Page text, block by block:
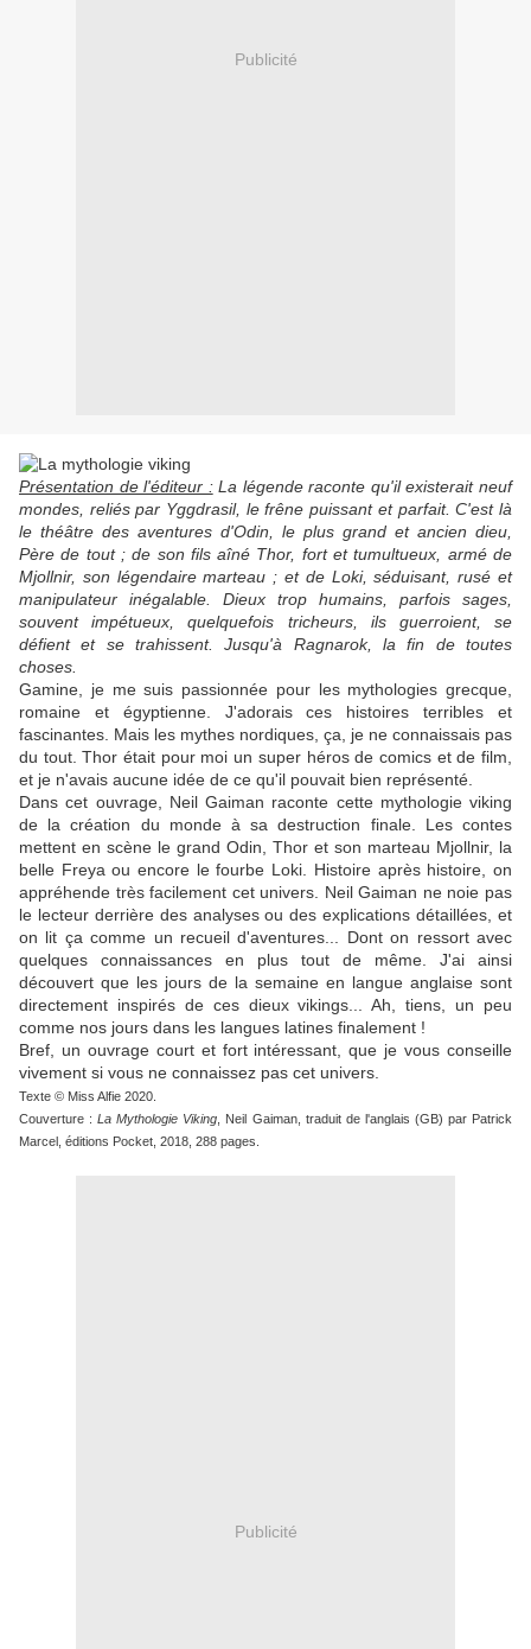
Publicité
Présentation de l'éditeur :La légende raconte qu'il existerait neuf
mondes, reliés par Yggdrasil, le frêne puissant et parfait. C'est là
le théâtre des aventures d'Odin, le plus grand et ancien dieu,
Père de tout ; de son fils aîné Thor, fort et tumultueux, armé de
Mjollnir, son légendaire marteau ; et de Loki, séduisant, rusé et
manipulateur inégalable. Dieux trop humains, parfois sages,
souvent impétueux, quelquefois tricheurs, ils guerroient, se
défient et se trahissent. Jusqu'à Ragnarok, la fin de toutes
choses.
Gamine, je me suis passionnée pour les mythologies grecque,
romaine et égyptienne. J'adorais ces histoires terribles et
fascinantes. Mais les mythes nordiques, ça, je ne connaissais pas
du tout. Thor était pour moi un super héros de comics et de film,
et je n'avais aucune idée de ce qu'il pouvait bien représenté.
Dans cet ouvrage, Neil Gaiman raconte cette mythologie viking
de la création du monde à sa destruction finale. Les contes
mettent en scène le grand Odin, Thor et son marteau Mjollnir, la
belle Freya ou encore le fourbe Loki. Histoire après histoire, on
appréhende très facilement cet univers. Neil Gaiman ne noie pas
le lecteur derrière des analyses ou des explications détaillées, et
on lit ça comme un recueil d'aventures... Dont on ressort avec
quelques connaissances en plus tout de même. J'ai ainsi
découvert que les jours de la semaine en langue anglaise sont
directement inspirés de ces dieux vikings... Ah, tiens, un peu
comme nos jours dans les langues latines finalement !
Bref, un ouvrage court et fort intéressant, que je vous conseille
vivement si vous ne connaissez pas cet univers.
Texte © Miss Alfie 2020.
Couverture :La Mythologie Viking , Neil Gaiman, traduit de l'anglais (GB) par Patrick
Marcel, éditions Pocket, 2018, 288 pages.
Publicité